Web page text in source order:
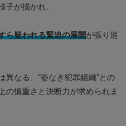
子が描かれ、
ら疑われる緊迫の展開が張り巡
異なる、“姿なき犯罪組織”との
の慎重さと決断力が求められま